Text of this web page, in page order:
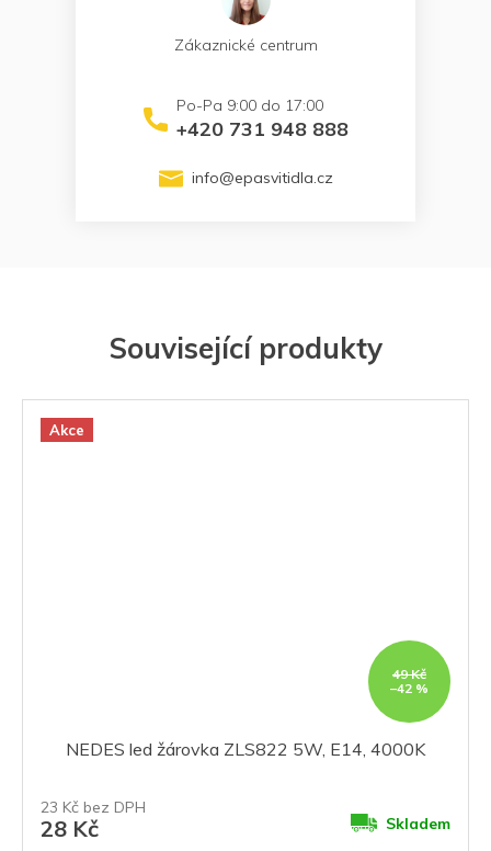
Související produkty
Akce
49 Kč
–42 %
NEDES led žárovka ZLS822 5W, E14, 4000K
23 Kč bez DPH
28 Kč Skladem
Zákaznické centrum
+420 731 948 888
info@epasvitidla.cz